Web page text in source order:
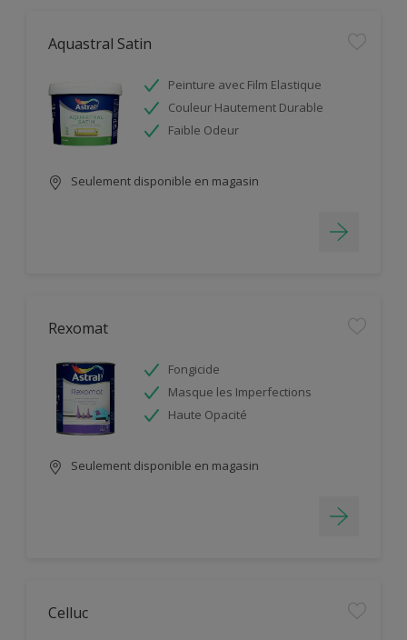
Aquastral Satin
Peinture avec Film Elastique
Couleur Hautement Durable
Faible Odeur
Seulement disponible en magasin
Rexomat
Fongicide
Masque les Imperfections
Haute Opacité
Seulement disponible en magasin
Celluc